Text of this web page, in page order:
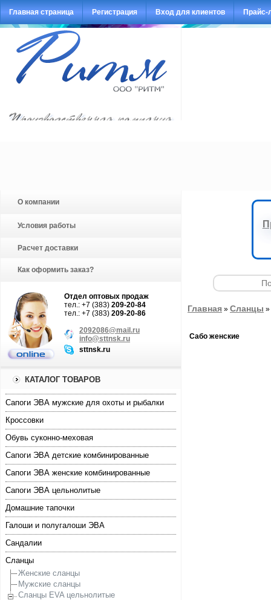
Главная страница Регистрация Вход для клиентов Прайс-
О компании
Условия работы
Расчет доставки
Как оформить заказ?
Отдел оптовых продаж
тел.: +7 (383) 209-20-84
тел.: +7 (383) 209-20-86
2092086@mail.ru
info@sttnsk.ru
sttnsk.ru
КАТАЛОГ ТОВАРОВ
Cапоги ЭВА мужские для охоты и рыбалки
Кроссовки
Обувь суконно-меховая
Сапоги ЭВА детские комбинированные
Сапоги ЭВА женские комбинированные
Сапоги ЭВА цельнолитые
Домашние тапочки
Галоши и полугалоши ЭВА
Сандалии
Сланцы
Женские сланцы
Мужские сланцы
Сланцы EVA цельнолитые
Главная » Сланцы »
Сабо женские